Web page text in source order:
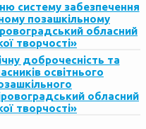
систему забезпечення
позашкільному
обласний
творчості»
доброчесність та
освітнього
обласний
творчості»